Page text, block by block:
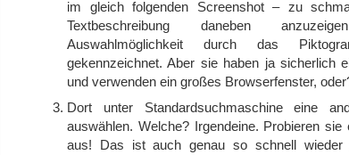
im gleich folgenden Screenshot – zu
Textbeschreibung daneben
Auswahlmöglichkeit durch das
gekennzeichnet. Aber sie haben ja sicherlich
und verwenden ein großes Browserfenster,
Dort unter Standardsuchmaschine eine
auswählen. Welche? Irgendeine. Probieren
aus! Das ist auch genau so schnell wieder